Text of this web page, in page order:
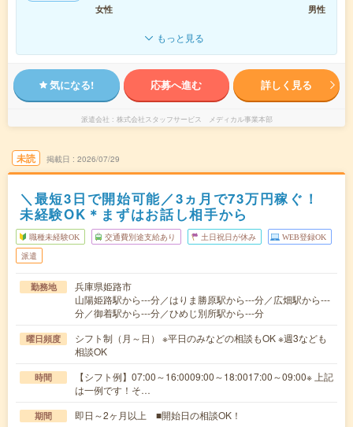
女性
男性
もっと見る
気になる! 応募へ進む 詳しく見る
派遣会社 株式会社スタッフサービス メディカル事業本部
未読 掲載日 2026/07/29
＼最短3日で開始可能／3ヵ月で73万円稼ぐ！
未経験OK＊まずはお話し相手から
職種未経験OK 交通費別途支給あり 土日祝日が休み WEB登録OK
派遣
勤務地
兵庫県姫路市
山陽姫路駅から---分／はりま勝原駅から---分／広畑駅から---
分／御着駅から---分／ひめじ別所駅から---分
曜日頻度
シフト制（月～日） ※平日のみなどの相談もOK ※週3なども
相談OK
時間
【シフト例】07:00～16:0009:00～18:0017:00～09:00※ 上記
は一例です！そ…
期間 即日～2ヶ月以上 ■開始日の相談OK！